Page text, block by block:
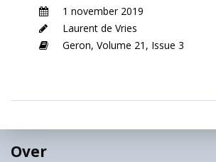
1 november 2019
Laurent de Vries
Geron, Volume 21, Issue 3
Over